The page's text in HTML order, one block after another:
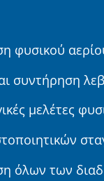
φυσικού
συντήρηση
μελέτες
όλων των